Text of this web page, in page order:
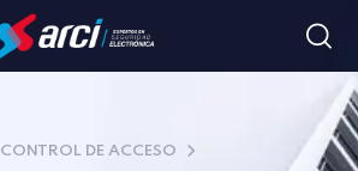
CONTROL DE ACCESO